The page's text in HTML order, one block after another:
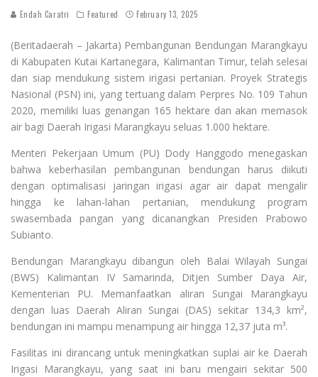
Endah Caratri Featured February 13, 2025
(Beritadaerah – Jakarta) Pembangunan Bendungan Marangkayu
di Kabupaten Kutai Kartanegara, Kalimantan Timur, telah selesai
dan siap mendukung sistem irigasi pertanian. Proyek Strategis
Nasional (PSN) ini, yang tertuang dalam Perpres No. 109 Tahun
2020, memiliki luas genangan 165 hektare dan akan memasok
air bagi Daerah Irigasi Marangkayu seluas 1.000 hektare.
Menteri Pekerjaan Umum (PU) Dody Hanggodo menegaskan
bahwa keberhasilan pembangunan bendungan harus diikuti
dengan optimalisasi jaringan irigasi agar air dapat mengalir
hingga ke lahan-lahan pertanian, mendukung program
swasembada pangan yang dicanangkan Presiden Prabowo
Subianto.
Bendungan Marangkayu dibangun oleh Balai Wilayah Sungai
(BWS) Kalimantan IV Samarinda, Ditjen Sumber Daya Air,
Kementerian PU. Memanfaatkan aliran Sungai Marangkayu
dengan luas Daerah Aliran Sungai (DAS) sekitar 134,3 km²,
bendungan ini mampu menampung air hingga 12,37 juta m³.
Fasilitas ini dirancang untuk meningkatkan suplai air ke Daerah
Irigasi Marangkayu, yang saat ini baru mengairi sekitar 500